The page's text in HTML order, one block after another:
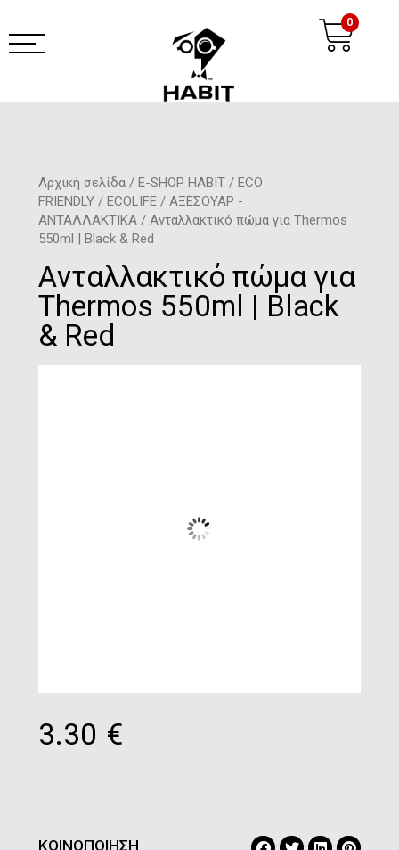
στο
περιεχόμενο
0
Αρχική σελίδα/ E-SHOP HABIT/ ECO
FRIENDLY/ ECOLIFE/ ΑΞΕΣΟΥΑΡ -
ΑΝΤΑΛΛΑΚΤΙΚΑ/ Aνταλλακτικό πώμα για Τhermos
550ml | Βlack & Red
Aνταλλακτικό πώμα για
Τhermos 550ml | Βlack
& Red
3.30 €
ΚΟΙΝΟΠΟΙΗΣΗ